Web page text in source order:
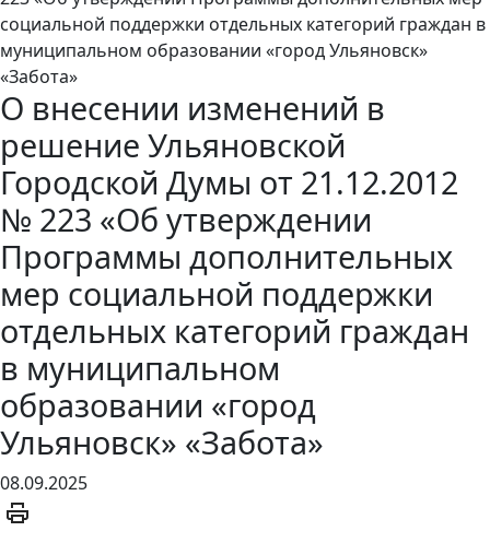
социальной поддержки отдельных категорий граждан в
муниципальном образовании «город Ульяновск»
«Забота»
О внесении изменений в
решение Ульяновской
Городской Думы от 21.12.2012
№ 223 «Об утверждении
Программы дополнительных
мер социальной поддержки
отдельных категорий граждан
в муниципальном
образовании «город
Ульяновск» «Забота»
08.09.2025